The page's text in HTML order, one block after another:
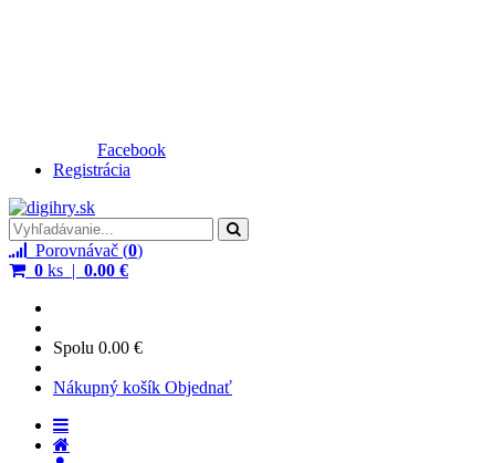
Facebook
Registrácia
Porovnávač (0)
0 ks | 0.00 €
Spolu 0.00 €
Nákupný košík Objednať